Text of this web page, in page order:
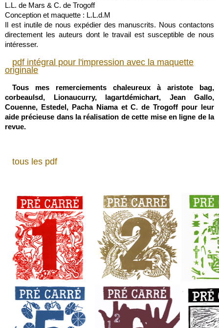
L.L. de Mars & C. de Trogoff
Conception et maquette : L.L.d.M
Il est inutile de nous expédier des manuscrits. Nous contactons
directement les auteurs dont le travail est susceptible de nous
intéresser.
pdf intégral pour l'impression avec la maquette
originale
Tous mes remerciements chaleureux à aristote bag,
corbeaulsd, Lionaucurry, lagartdémichart, Jean Gallo,
Couenne, Estedel, Pacha Niama et C. de Trogoff pour leur
aide précieuse dans la réalisation de cette mise en ligne de la
revue.
tous les pdf